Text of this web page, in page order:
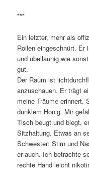
***
Ein letzter, mehr als
Rollen eingeschnürt. Er
und übellaunig wie
gut.
Der Raum ist
anzuschauen. Er trägt
meineTräume erinnert.
dunklem Honig. Mir
Tisch beugt und biegt,
Sitzhaltung. Etwas an
Schwester: Stirn und
er auch. Ich betrachte
rechte Hand leicht